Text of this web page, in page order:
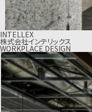
INTELLEX
株式会社インテリックス
WORKPLACE DESIGN